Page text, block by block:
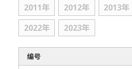
2011年
2012年 2013年
2022年
2023年
编号